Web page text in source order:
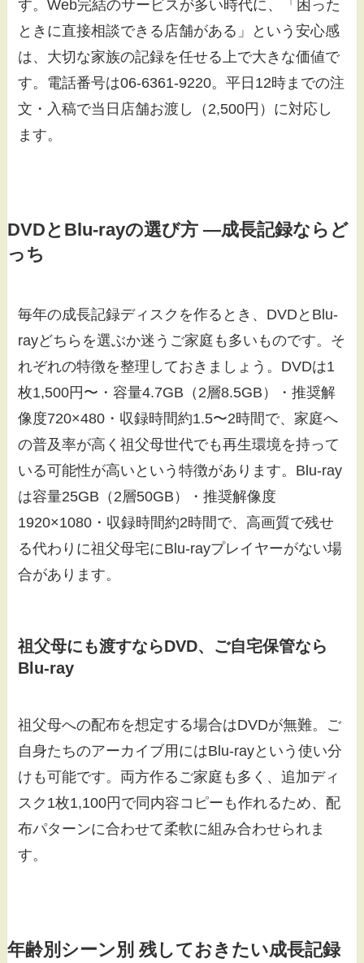
す。Web完結のサービスが多い時代に、「困った
ときに直接相談できる店舗がある」という安心感
は、大切な家族の記録を任せる上で大きな価値で
す。電話番号は06-6361-9220。平日12時までの注
文・入稿で当日店舗お渡し（2,500円）に対応し
ます。
DVDとBlu-rayの選び方 ―成長記録ならど
っち
毎年の成長記録ディスクを作るとき、DVDとBlu-
rayどちらを選ぶか迷うご家庭も多いものです。そ
れぞれの特徴を整理しておきましょう。DVDは1
枚1,500円〜・容量4.7GB（2層8.5GB）・推奨解
像度720×480・収録時間約1.5〜2時間で、家庭へ
の普及率が高く祖父母世代でも再生環境を持って
いる可能性が高いという特徴があります。Blu-ray
は容量25GB（2層50GB）・推奨解像度
1920×1080・収録時間約2時間で、高画質で残せ
る代わりに祖父母宅にBlu-rayプレイヤーがない場
合があります。
祖父母にも渡すならDVD、ご自宅保管なら
Blu-ray
祖父母への配布を想定する場合はDVDが無難。ご
自身たちのアーカイブ用にはBlu-rayという使い分
けも可能です。両方作るご家庭も多く、追加ディ
スク1枚1,100円で同内容コピーも作れるため、配
布パターンに合わせて柔軟に組み合わせられま
す。
年齢別シーン別 残しておきたい成長記録